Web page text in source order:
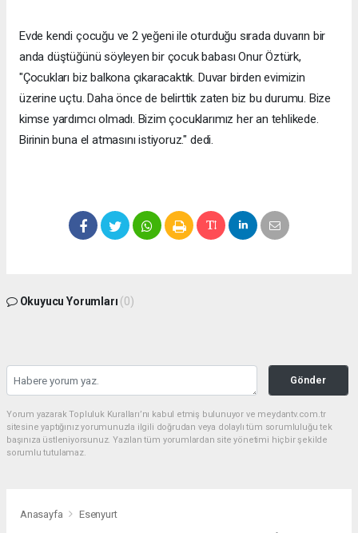
Evde kendi çocuğu ve 2 yeğeni ile oturduğu sırada duvarın bir
anda düştüğünü söyleyen bir çocuk babası Onur Öztürk,
"Çocukları biz balkona çıkaracaktık. Duvar birden evimizin
üzerine uçtu. Daha önce de belirttik zaten biz bu durumu. Bize
kimse yardımcı olmadı. Bizim çocuklarımız her an tehlikede.
Birinin buna el atmasını istiyoruz." dedi.
Okuyucu Yorumları (0)
Gönder
Yorum yazarak Topluluk Kuralları’nı kabul etmiş bulunuyor ve meydantv.com.tr
sitesine yaptığınız yorumunuzla ilgili doğrudan veya dolaylı tüm sorumluluğu tek
başınıza üstleniyorsunuz. Yazılan tüm yorumlardan site yönetimi hiçbir şekilde
sorumlu tutulamaz.
Anasayfa Esenyurt